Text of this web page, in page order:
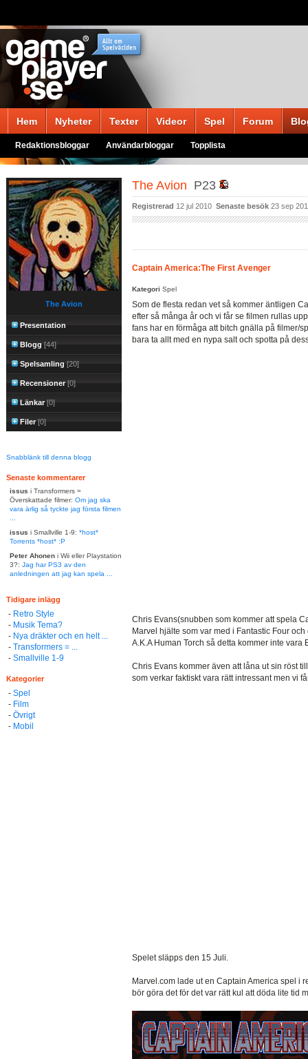
Hem Nyheter Texter Videor Spel Forum
Redaktionsbloggar Användarbloggar Topplista
The Avion
Presentation
Blogg [44]
Spelsamling [20]
Recensioner[0]
Länkar[0]
Filer[0]
Snabblänk till denna blogg
Senaste kommentarer
issus i Transformers =
Överskattade filmer: Om jag ska
vara ärlig så tyckte jag första filmen
issus i Smallville 1-9: *host*
Torrents *host* :P
Peter Ahonen i Wii eller Playstation
3?: Jag har PS3 av den
anledningen att jag kan spela ...
Tidigare inlägg
- Retro Style
- Musik Tema?
- Nya dräkter och en helt ...
- Transformers = ...
- Smallville 1-9
Kategorier
- Spel
- Film
- Övrigt
- Mobil
The Avion P23
Registrerad 12 jul 2010 Senaste besök 23 sep
Captain America:The First Avenger
Kategori Spel
Som de flesta redan vet så kommer äntligen
efter så många år och vi får se filmen rullas
fans har en förmåga att bitch gnälla på filmer/
bara ta allt med en nypa salt och spotta på
Chris Evans(snubben som kommer att spela
Marvel hjälte som var med i Fantastic Four
A.K.A Human Torch så detta kommer inte vara
Chris Evans kommer även att låna ut sin röst
som verkar faktiskt vara rätt intressant men vi
Spelet släpps den 15 Juli.
Marvel.com lade ut en Captain America spel i
bör göra det för det var rätt kul att döda lite tid